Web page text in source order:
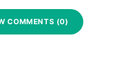
COMMENTS (0)